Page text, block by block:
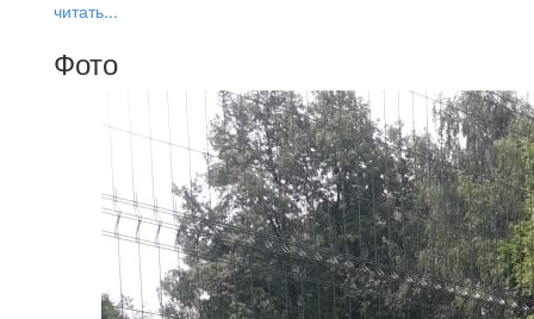
читать...
Фото